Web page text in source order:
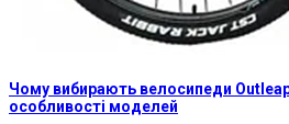
Чому вибирають велосипеди
особливості моделей